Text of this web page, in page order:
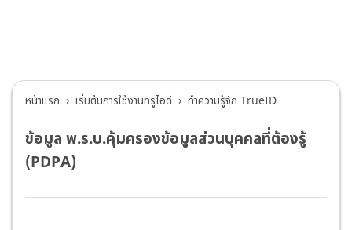
หน้าแรก เริ่มต้นการใช้งานทรูไอดี ทำความรู้จัก TrueID
ข้อมูล พ.ร.บ.คุ้มครองข้อมูลส่วนบุคคลที่ต้องรู้
(PDPA)